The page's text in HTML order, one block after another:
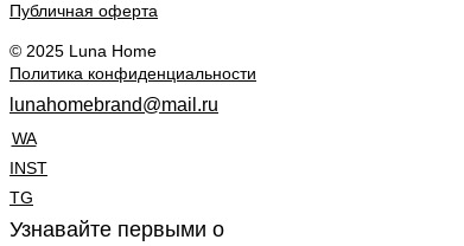
Публичная оферта
© 2025 Luna Home
Политика конфиденциальности
lunahomebrand@mail.ru
WA
INST
TG
Узнавайте первыми о